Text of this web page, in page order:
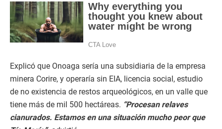
Explicó que Onoaga sería una subsidiaria de la empresa
minera Corire, y operaría sin EIA, licencia social, estudio
de no existencia de restos arqueológicos, en un valle que
tiene más de mil 500 hectáreas. “Procesan relaves
cianurados. Estamos en una situación mucho peor que